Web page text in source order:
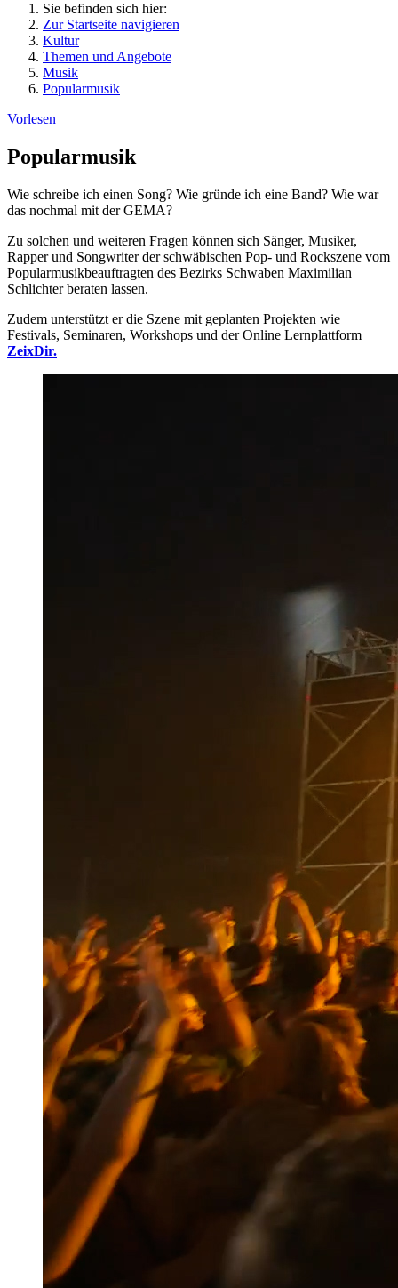
Sie befinden sich hier:
Zur Startseite navigieren
Kultur
Themen und Angebote
Musik
Popularmusik
Vorlesen
Popularmusik
Wie schreibe ich einen Song? Wie gründe ich eine Band? Wie war
das nochmal mit der GEMA?
Zu solchen und weiteren Fragen können sich Sänger, Musiker,
Rapper und Songwriter der schwäbischen Pop- und Rockszene vom
Popularmusikbeauftragten des Bezirks Schwaben Maximilian
Schlichter beraten lassen.
Zudem unterstützt er die Szene mit geplanten Projekten wie
Festivals, Seminaren, Workshops und der Online Lernplattform
ZeixDir.